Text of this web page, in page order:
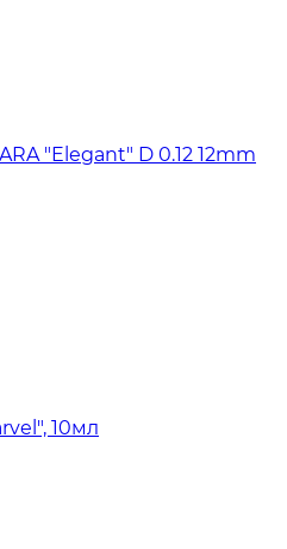
"Elegant" D 0.12 12mm
10мл